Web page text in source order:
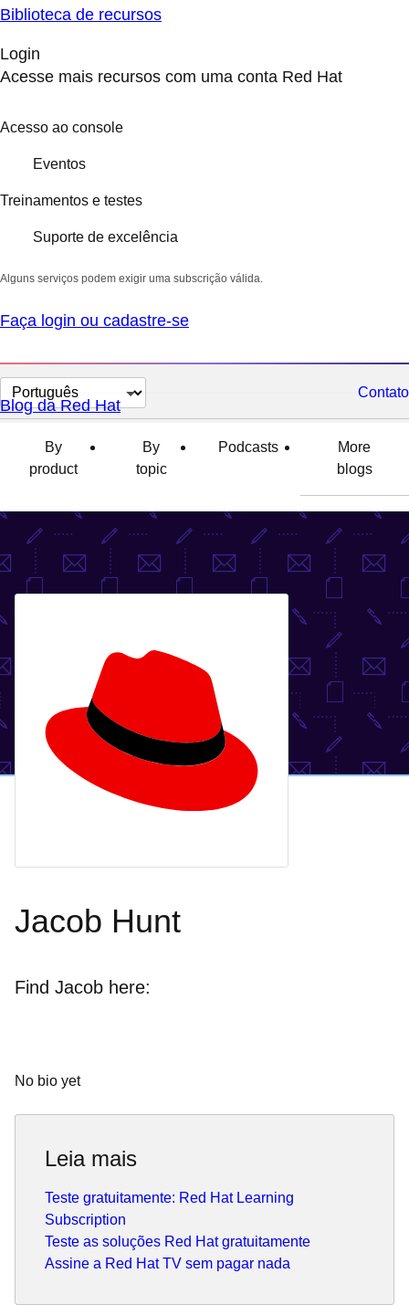
Biblioteca de recursos
Login
Acesse mais recursos com uma conta Red Hat
Acesso ao console
Eventos
Treinamentos e testes
Suporte de excelência
Alguns serviços podem exigir uma subscrição válida.
Faça login ou cadastre-se
Selecionar
idioma
Contato
Blog da Red Hat
By
product
By
topic
Podcasts
More
blogs
Jacob Hunt
Find Jacob here:
No bio yet
Leia mais
Teste gratuitamente: Red Hat Learning
Subscription
Teste as soluções Red Hat gratuitamente
Assine a Red Hat TV sem pagar nada